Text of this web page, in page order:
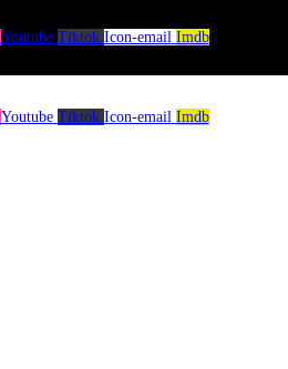
Youtube Tiktok Icon-email Imdb
Youtube Tiktok Icon-email Imdb